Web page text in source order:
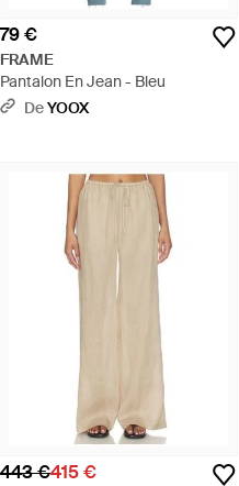
79 €
FRAME
Pantalon En Jean - Bleu
DeYOOX
443 €415 €